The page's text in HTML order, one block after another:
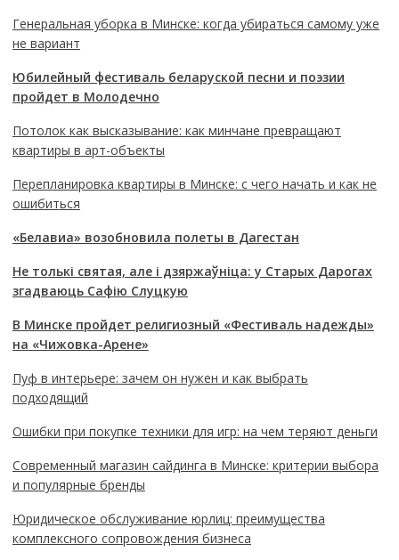
Генеральная уборка в Минске: когда убираться самому уже
не вариант
Юбилейный фестиваль беларуской песни и поэзии
пройдет в Молодечно
Потолок как высказывание: как минчане превращают
квартиры в арт-объекты
Перепланировка квартиры в Минске: с чего начать и как не
ошибиться
«Белавиа» возобновила полеты в Дагестан
Не толькі святая, але і дзяржаўніца: у Старых Дарогах
згадваюць Сафію Слуцкую
В Минске пройдет религиозный «Фестиваль надежды»
на «Чижовка-Арене»
Пуф в интерьере: зачем он нужен и как выбрать
подходящий
Ошибки при покупке техники для игр: на чем теряют деньги
Современный магазин сайдинга в Минске: критерии выбора
и популярные бренды
Юридическое обслуживание юрлиц: преимущества
комплексного сопровождения бизнеса